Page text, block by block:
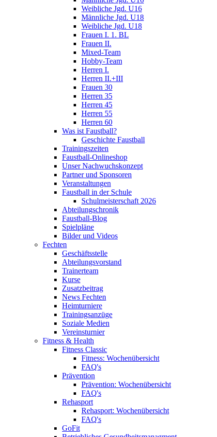
Weibliche Jgd. U16
Männliche Jgd. U18
Weibliche Jgd. U18
Frauen I. 1. BL
Frauen II.
Mixed-Team
Hobby-Team
Herren I.
Herren II.+III
Frauen 30
Herren 35
Herren 45
Herren 55
Herren 60
Was ist Faustball?
Geschichte Faustball
Trainingszeiten
Faustball-Onlineshop
Unser Nachwuchskonzept
Partner und Sponsoren
Veranstaltungen
Faustball in der Schule
Schulmeisterschaft 2026
Abteilungschronik
Faustball-Blog
Spielpläne
Bilder und Videos
Fechten
Geschäftsstelle
Abteilungsvorstand
Trainerteam
Kurse
Zusatzbeitrag
News Fechten
Heimturniere
Trainingsanzüge
Soziale Medien
Vereinsturnier
Fitness & Health
Fitness Classic
Fitness: Wochenübersicht
FAQ's
Prävention
Prävention: Wochenübersicht
FAQ's
Rehasport
Rehasport: Wochenübersicht
FAQ's
GoFit